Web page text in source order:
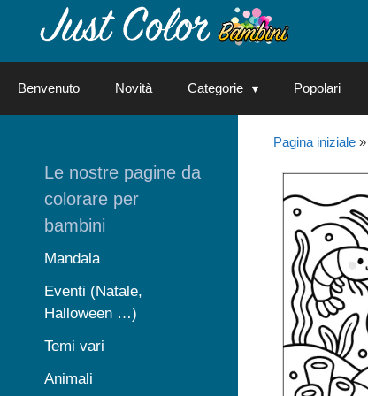
Benvenuto Novità Categorie Popolari
Pagina iniziale»
Le nostre pagine da
colorare per
bambini
Mandala
Eventi (Natale,
Halloween …)
Temi vari
Animali